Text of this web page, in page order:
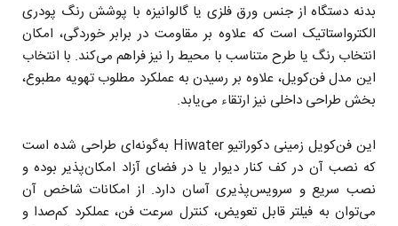
بدنه دستگاه از جنس ورق فلزی یا گالوانیزه با پوشش رنگ پودری
الکترواستاتیک است که علاوه بر مقاومت در برابر خوردگی، امکان
انتخاب رنگ یا طرح متناسب با محیط را نیز فراهم می‌کند. با انتخاب
این مدل فن‌کویل، علاوه بر رسیدن به عملکرد مطلوب تهویه مطبوع،
بخش طراحی داخلی نیز ارتقاء می‌یابد.
این فن‌کویل زمینی دکوراتیو Hiwater به‌گونه‌ای طراحی شده است
که نصب آن در کف کنار دیوار یا در فضای آزاد امکان‌پذیر بوده و
نصب سریع و سرویس‌پذیری آسان دارد. از امکانات شاخص آن
می‌توان به فیلتر قابل تعویض، کنترل سرعت فن، عملکرد کم‌صدا و